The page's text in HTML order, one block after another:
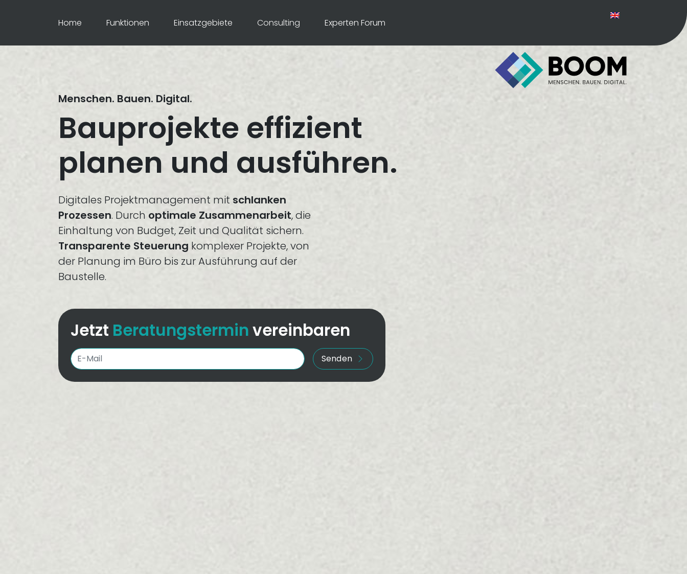
Home Funktionen Einsatzgebiete Consulting Experten Forum
Menschen. Bauen. Digital.
Bauprojekte effizient
planen und ausführen.
Digitales Projektmanagement mit schlanken
Prozessen. Durch optimale Zusammenarbeit, die
Einhaltung von Budget, Zeit und Qualität sichern.
Transparente Steuerung komplexer Projekte, von
der Planung im Büro bis zur Ausführung auf der
Baustelle.
Jetzt Beratungsterminvereinbaren
Senden